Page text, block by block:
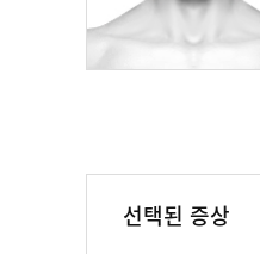
선택된 증상